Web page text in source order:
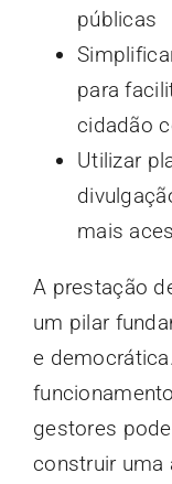
públicas
para
cidadão
Utilizar
mais
A prestação
um pilar
e
gestores
construir uma